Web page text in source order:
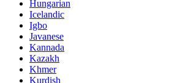
Hungarian
Icelandic
Igbo
Javanese
Kannada
Kazakh
Khmer
Kurdish